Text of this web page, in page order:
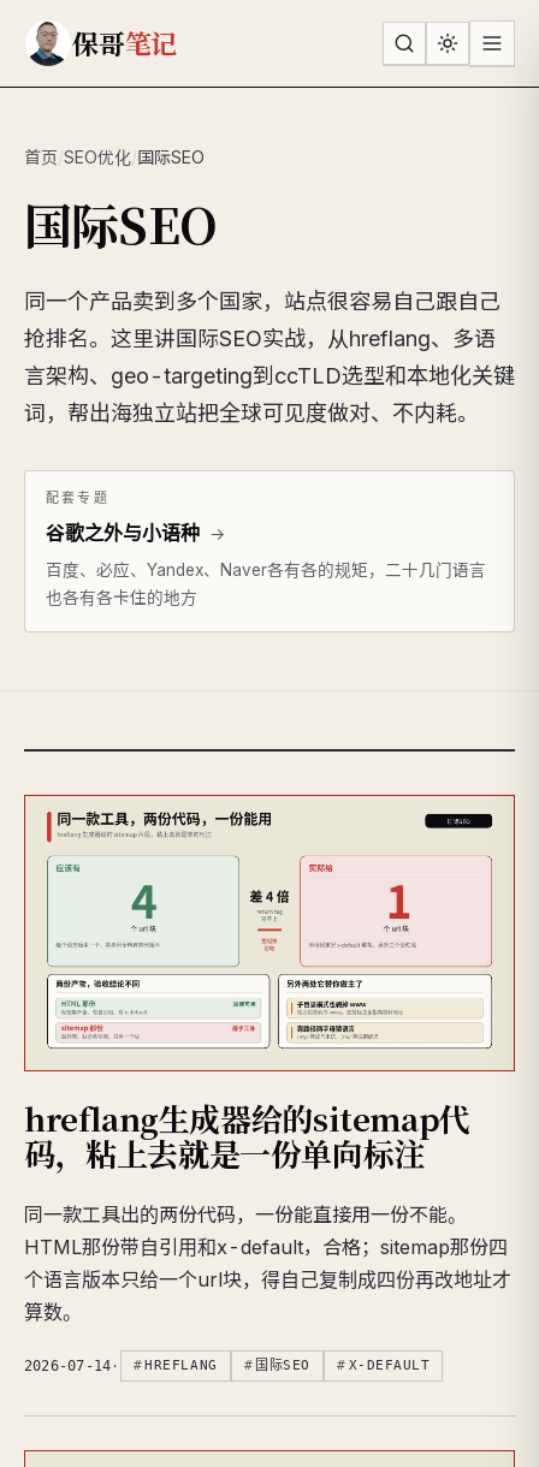
保哥笔记
首页/SEO优化/国际SEO
国际SEO
同一个产品卖到多个国家，站点很容易自己跟自己
抢排名。这里讲国际SEO实战，从hreflang、多语
言架构、geo-targeting到ccTLD选型和本地化关键
词，帮出海独立站把全球可见度做对、不内耗。
配套专题
谷歌之外与小语种 →
百度、必应、Yandex、Naver各有各的规矩，二十几门语言
也各有各卡住的地方
hreflang生成器给的sitemap代
码，粘上去就是一份单向标注
同一款工具出的两份代码，一份能直接用一份不能。
HTML那份带自引用和x-default，合格；sitemap那份四
个语言版本只给一个url块，得自己复制成四份再改地址才
算数。
2026-07-14 · HREFLANG 国际SEO X-DEFAULT